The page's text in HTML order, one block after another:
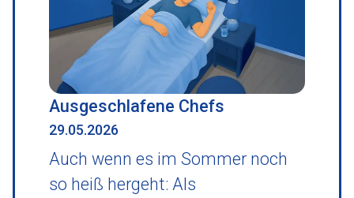
Ausgeschlafene Chefs
29.05.2026
Auch wenn es im Sommer noch
so heiß hergeht: Als